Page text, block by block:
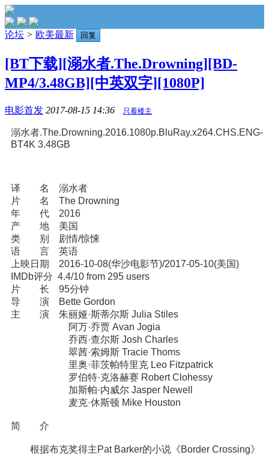
论坛 > 欧美最新 回复
[BT下载][溺水者.The.Drowning][BD-
MP4/3.48GB][中英双字][1080P]
电影首发 2017-08-15 14:36 只看楼主
溺水者.The.Drowning.2016.1080p.BluRay.x264.CHS.ENG-
BT4K 3.48GB
译 名 溺水者
片 名 The Drowning
年 代 2016
产 地 美国
类 别 剧情/惊悚
语 言 英语
上映日期 2016-10-08(华沙电影节)/2017-05-10(美国)
IMDb评分 4.4/10 from 295 users
片 长 95分钟
导 演 Bette Gordon
主 演 朱丽娅·斯蒂尔斯 Julia Stiles
阿万·乔贾 Avan Jogia
乔西·查尔斯 Josh Charles
翠茜·索姆斯 Tracie Thoms
里奥·菲茨帕特里克 Leo Fitzpatrick
罗伯特·克洛赫赛 Robert Clohessy
加斯帕·内威尔 Jasper Newell
麦克·休斯顿 Mike Houston
简 介
根据布克奖得主Pat Barker的小说《Border Crossing》